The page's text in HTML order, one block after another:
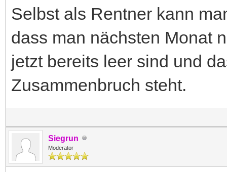
Selbst als Rentner kann
dass man nächsten Monat
jetzt bereits leer sind und
Zusammenbruch steht.
Siegrun
Moderator